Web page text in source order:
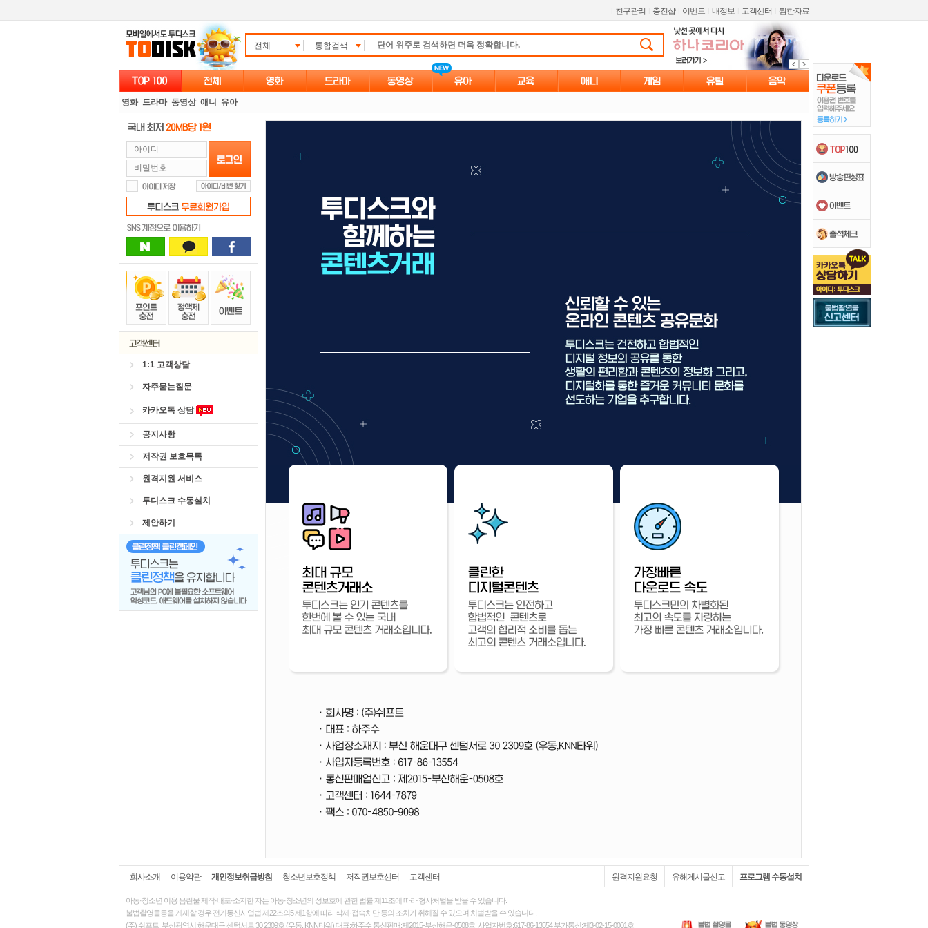
친구관리 충전샵 이벤트 내정보 고객센터 찜한자료
전체 통합검색
영화 드라마 동영상 애니 유아
1:1 고객상담
자주묻는질문
카카오톡 상담
공지사항
저작권 보호목록
원격지원 서비스
투디스크 수동설치
제안하기
회사소개 이용약관 개인정보취급방침 청소년보호정책 저작권보호센터 고객센터 원격지원요청 유해게시물신고 프로그램 수동설치
아동·청소년 이용 음란물 제작·배포·소지한 자는 아동·청소년의 성보호에 관한 법률제11조에 따라 형사처벌을 받을 수 있습니다.
불법촬영물등을 게재할 경우 전기통신사업법 제22조의5 제1항에 따라 삭제·접속차단 등의 조치가 취해질 수 있으며 처벌받을 수 있습니다.
(주) 쉬프트 부산광역시 해운대구 센텀서로 30 2309호 (우동, KNN타워) 대표:하주수 통신판매:제2015-부산해운-0508호 사업자번호:617-86-13554 부가통신:제3-02-15-0001호